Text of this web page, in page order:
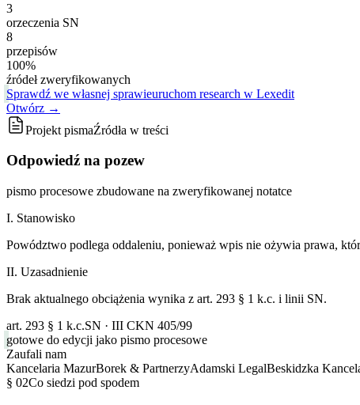
3
orzeczenia SN
8
przepisów
100%
źródeł zweryfikowanych
Sprawdź we własnej sprawieuruchom research w Lexedit
Otwórz →
Projekt pismaŹródła w treści
Odpowiedź na pozew
pismo procesowe zbudowane na zweryfikowanej notatce
I. Stanowisko
Powództwo podlega oddaleniu, ponieważ wpis nie ożywia prawa,
II. Uzasadnienie
Brak aktualnego obciążenia wynika z art. 293 § 1 k.c. i linii SN.
art. 293 § 1 k.c.SN · III CKN 405/99
gotowe do edycji jako pismo procesowe
Zaufali nam
Kancelaria MazurBorek & PartnerzyAdamski LegalBeskidzka
§ 02Co siedzi pod spodem